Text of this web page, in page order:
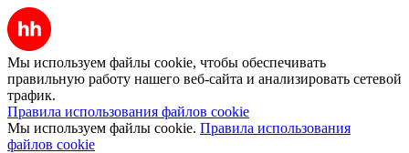
Мы используем файлы cookie, чтобы обеспечивать
правильную работу нашего веб-сайта и анализировать сетевой
трафик.
Правила использования файлов cookie
Мы используем файлы cookie. Правила использования
файлов cookie